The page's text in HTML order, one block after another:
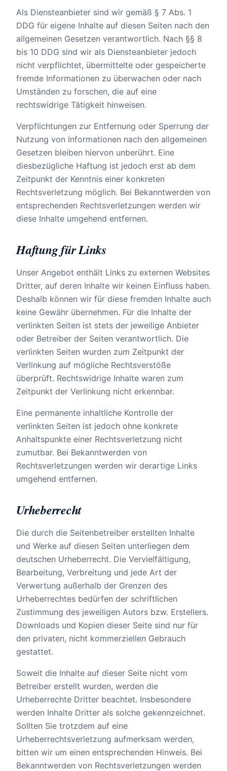
Als Diensteanbieter sind wir gemäß § 7 Abs. 1
DDG für eigene Inhalte auf diesen Seiten nach den
allgemeinen Gesetzen verantwortlich. Nach §§ 8
bis 10 DDG sind wir als Diensteanbieter jedoch
nicht verpflichtet, übermittelte oder gespeicherte
fremde Informationen zu überwachen oder nach
Umständen zu forschen, die auf eine
rechtswidrige Tätigkeit hinweisen.
Verpflichtungen zur Entfernung oder Sperrung der
Nutzung von Informationen nach den allgemeinen
Gesetzen bleiben hiervon unberührt. Eine
diesbezügliche Haftung ist jedoch erst ab dem
Zeitpunkt der Kenntnis einer konkreten
Rechtsverletzung möglich. Bei Bekanntwerden von
entsprechenden Rechtsverletzungen werden wir
diese Inhalte umgehend entfernen.
Haftung für Links
Unser Angebot enthält Links zu externen Websites
Dritter, auf deren Inhalte wir keinen Einfluss haben.
Deshalb können wir für diese fremden Inhalte auch
keine Gewähr übernehmen. Für die Inhalte der
verlinkten Seiten ist stets der jeweilige Anbieter
oder Betreiber der Seiten verantwortlich. Die
verlinkten Seiten wurden zum Zeitpunkt der
Verlinkung auf mögliche Rechtsverstöße
überprüft. Rechtswidrige Inhalte waren zum
Zeitpunkt der Verlinkung nicht erkennbar.
Eine permanente inhaltliche Kontrolle der
verlinkten Seiten ist jedoch ohne konkrete
Anhaltspunkte einer Rechtsverletzung nicht
zumutbar. Bei Bekanntwerden von
Rechtsverletzungen werden wir derartige Links
umgehend entfernen.
Urheberrecht
Die durch die Seitenbetreiber erstellten Inhalte
und Werke auf diesen Seiten unterliegen dem
deutschen Urheberrecht. Die Vervielfältigung,
Bearbeitung, Verbreitung und jede Art der
Verwertung außerhalb der Grenzen des
Urheberrechtes bedürfen der schriftlichen
Zustimmung des jeweiligen Autors bzw. Erstellers.
Downloads und Kopien dieser Seite sind nur für
den privaten, nicht kommerziellen Gebrauch
gestattet.
Soweit die Inhalte auf dieser Seite nicht vom
Betreiber erstellt wurden, werden die
Urheberrechte Dritter beachtet. Insbesondere
werden Inhalte Dritter als solche gekennzeichnet.
Sollten Sie trotzdem auf eine
Urheberrechtsverletzung aufmerksam werden,
bitten wir um einen entsprechenden Hinweis. Bei
Bekanntwerden von Rechtsverletzungen werden